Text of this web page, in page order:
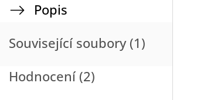
Popis
Související soubory (1)
Hodnocení (2)